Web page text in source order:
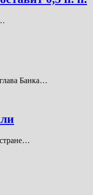
Банка…